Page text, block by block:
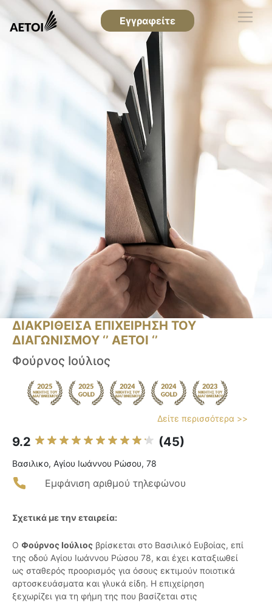
Εγγραφείτε
ΔΙΑΚΡΙΘΕΙΣΑ ΕΠΙΧΕΙΡΗΣΗ ΤΟΥ
ΔΙΑΓΩΝΙΣΜΟΥ ‘’ ΑΕΤΟΙ ‘’
Φούρνος Ιούλιος
Δείτε περισσότερα >>
9.2 (45)
Βασιλικο, Αγίου Ιωάννου Ρώσου, 78
Εμφάνιση αριθμού τηλεφώνου
Σχετικά με την εταιρεία:
Ο Φούρνος Ιούλιος βρίσκεται στο Βασιλικό Ευβοίας, επί
της οδού Αγίου Ιωάννου Ρώσου 78, και έχει καταξιωθεί
ως σταθερός προορισμός για όσους εκτιμούν ποιοτικά
αρτοσκευάσματα και γλυκά είδη. Η επιχείρηση
ξεχωρίζει για τη φήμη της που βασίζεται στις